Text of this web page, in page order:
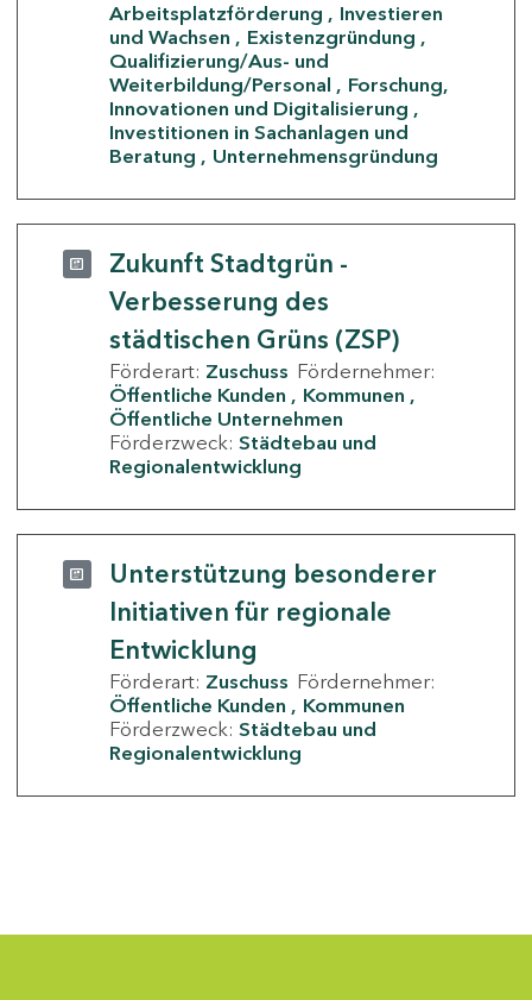
Arbeitsplatzförderung
Investieren
und Wachsen
Existenzgründung
Qualifizierung/Aus- und
Weiterbildung/Personal
Forschung,
Innovationen und Digitalisierung
Investitionen in Sachanlagen und
Beratung
Unternehmensgründung
Zukunft Stadtgrün -
Verbesserung des
städtischen Grüns (ZSP)
Förderart: Zuschuss Fördernehmer:
Öffentliche Kunden
Kommunen
Öffentliche Unternehmen
Förderzweck: Städtebau und
Regionalentwicklung
Unterstützung besonderer
Initiativen für regionale
Entwicklung
Förderart: Zuschuss Fördernehmer:
Öffentliche Kunden
Kommunen
Förderzweck: Städtebau und
Regionalentwicklung